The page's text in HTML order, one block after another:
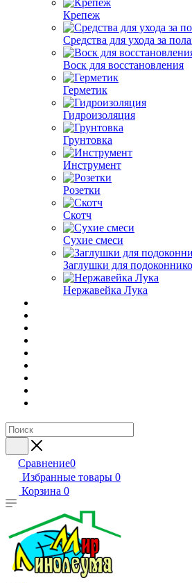
Крепеж
Средства для ухода за
Воск для восстановления
Герметик
Гидроизоляция
Грунтовка
Инструмент
Розетки
Скотч
Сухие смеси
Заглушки для
Нержавейка Лука
Сравнение0
Избранные товары 0
Корзина 0